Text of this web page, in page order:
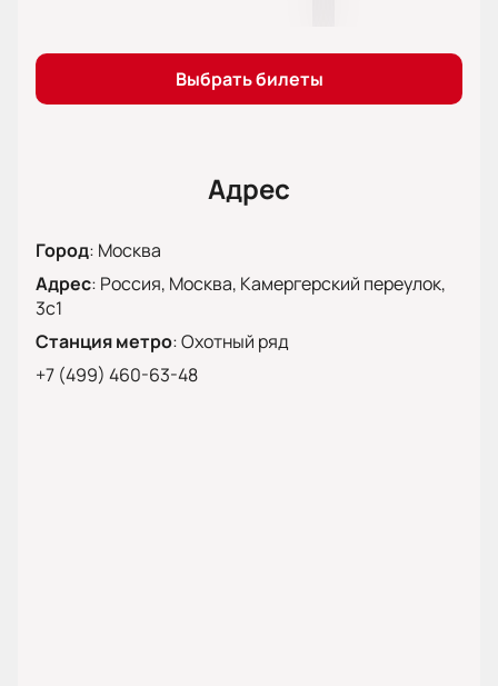
Выбрать билеты
Адрес
Город: Москва
Адрес: Россия, Москва, Камергерский переулок,
3с1
Станция метро:Охотный ряд
+7 (499) 460-63-48